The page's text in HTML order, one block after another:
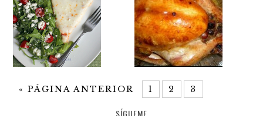
«PÁGINA ANTERIOR 1 2 3
SÍGUEME